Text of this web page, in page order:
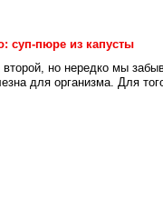
суп-пюре из капусты
но нередко мы
для организма. Для